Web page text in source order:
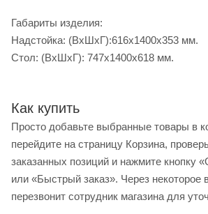
Габариты изделия:
Надстойка: (ВхШхГ):616х1400х353 мм.
Стол: (ВхШхГ): 747х1400х618 мм.
Как купить
Просто добавьте выбранные товары в
перейдите на страницу Корзина,
заказанных позиций и нажмите кнопку
или «Быстрый заказ». Через некоторое
перезвонит сотрудник магазина для